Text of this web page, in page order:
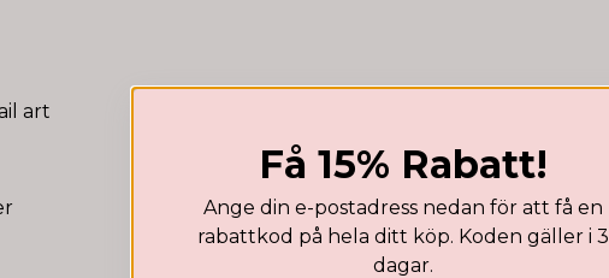
art
Få 15% Rabatt!
Ange din e-postadress nedan för att få en
rabattkod på hela ditt köp. Koden gäller i 3
dagar.